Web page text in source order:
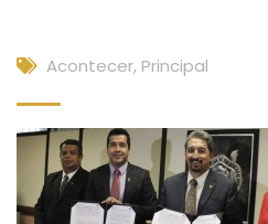
Acontecer, Principal